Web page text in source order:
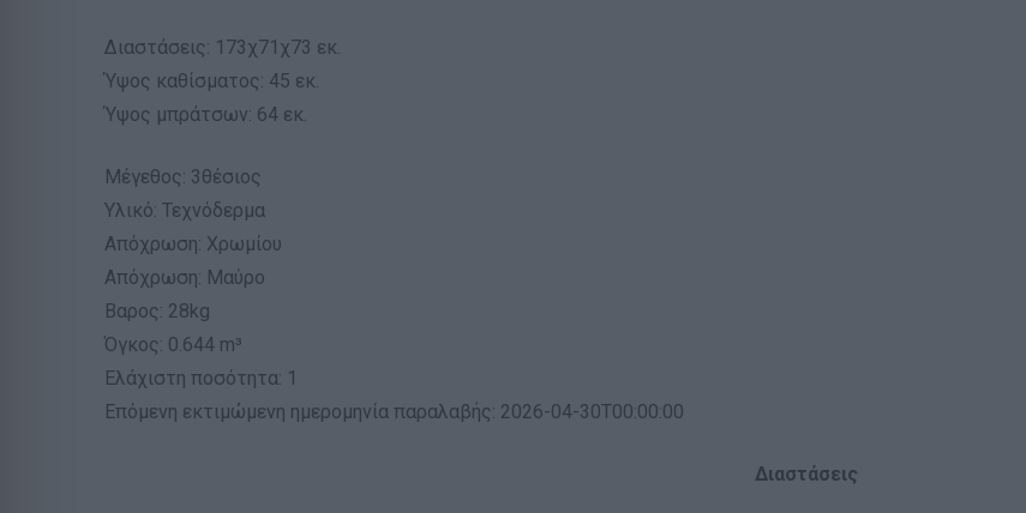
Διαστάσεις: 173χ71χ73 εκ.
Ύψος καθίσματος: 45 εκ.
Ύψος μπράτσων: 64 εκ.
Μέγεθος: 3θέσιος
Υλικό: Τεχνόδερμα
Απόχρωση: Χρωμίου
Απόχρωση: Μαύρο
Βαρος: 28kg
Όγκος: 0.644 m³
Ελάχιστη ποσότητα: 1
Επόμενη εκτιμώμενη ημερομηνία παραλαβής: 2026-04-30T00:00:00
Διαστάσεις